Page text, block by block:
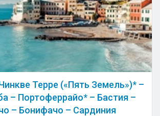
Терре («Пять Земель»)* –
– Портоферрайо* – Бастия –
– Бонифачо – Сардиния